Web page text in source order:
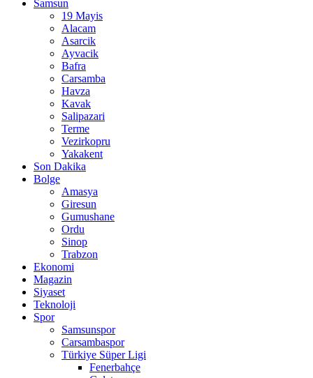
Samsun
19 Mayis
Alacam
Asarcik
Ayvacik
Bafra
Carsamba
Havza
Kavak
Salipazari
Terme
Vezirkopru
Yakakent
Son Dakika
Bolge
Amasya
Giresun
Gumushane
Ordu
Sinop
Trabzon
Ekonomi
Magazin
Siyaset
Teknoloji
Spor
Samsunspor
Carsambaspor
Türkiye Süper Ligi
Fenerbahçe